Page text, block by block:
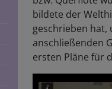
bildete der
geschrieben hat,
anschließenden
ersten Pläne für